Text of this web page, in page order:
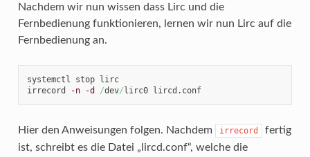
Nachdem wir nun wissen dass Lirc und die
Fernbedienung funktionieren, lernen wir nun Lirc auf die
Fernbedienung an.
systemctl stop lirc
irrecord
-n -d /dev/ lirc0 lircd.conf
Hier den Anweisungen folgen. Nachdem irrecord
fertig
ist, schreibt es die Datei „lircd.conf“, welche die